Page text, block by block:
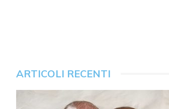
ARTICOLI RECENTI